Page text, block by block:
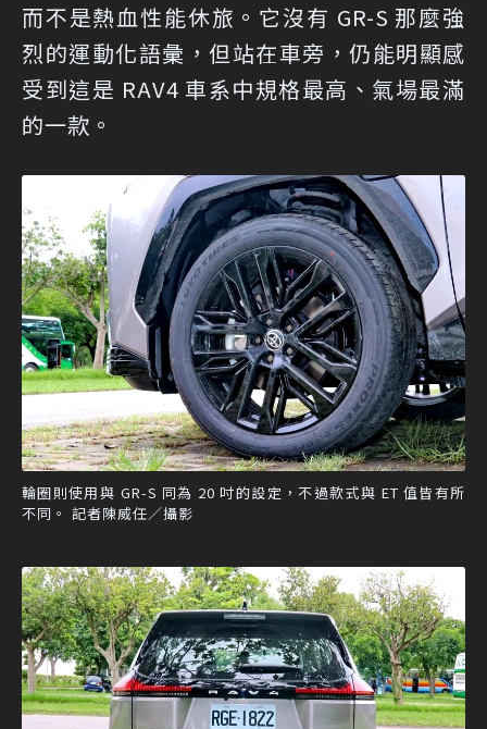
而不是熱血性能休旅。它沒有 GR-S 那麼強
烈的運動化語彙，但站在車旁，仍能明顯感
受到這是 RAV4 車系中規格最高、氣場最滿
的一款。
輪圈則使用與 GR-S 同為 20 吋的設定，不過款式與 ET 值皆有所
不同。 記者陳威任／攝影